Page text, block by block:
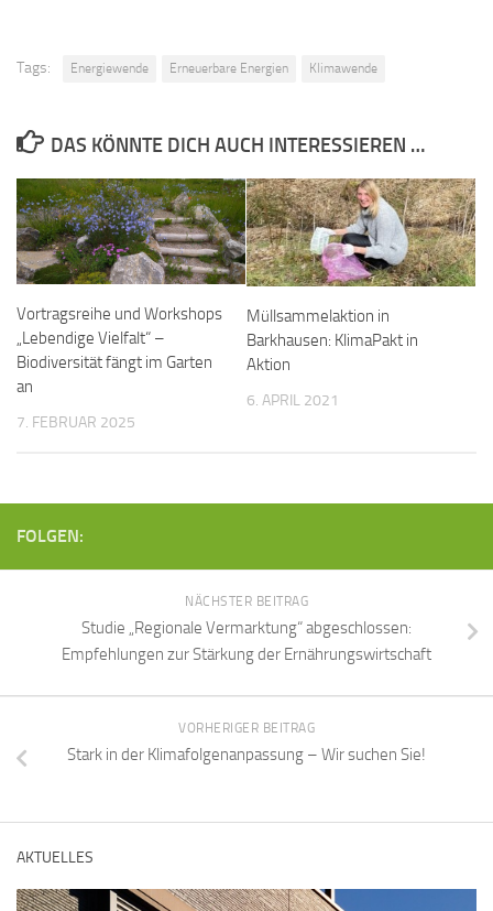
Tags: Energiewende Erneuerbare Energien Klimawende
DAS KÖNNTE DICH AUCH INTERESSIEREN …
Vortragsreihe und Workshops
„Lebendige Vielfalt“ –
Biodiversität fängt im Garten
an
7. FEBRUAR 2025
Müllsammelaktion in
Barkhausen: KlimaPakt in
Aktion
6. APRIL 2021
FOLGEN:
NÄCHSTER BEITRAG
Studie „Regionale Vermarktung“ abgeschlossen:
Empfehlungen zur Stärkung der Ernährungswirtschaft
VORHERIGER BEITRAG
Stark in der Klimafolgenanpassung – Wir suchen Sie!
AKTUELLES